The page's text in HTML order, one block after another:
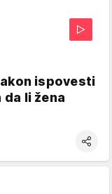
ispovesti
li žena